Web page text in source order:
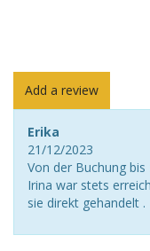
Add a review
Erika
21/12/2023
Von der Buchung
Irina war stets
sie direkt gehandelt .